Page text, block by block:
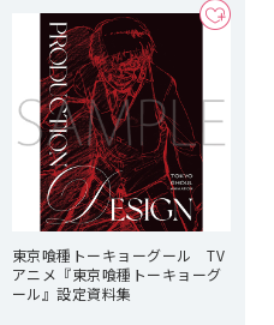
東京喰種トーキョーグール TV
アニメ『東京喰種トーキョーグ
ール』設定資料集